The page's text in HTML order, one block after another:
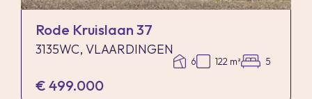
Rode Kruislaan 37
3135WC, VLAARDINGEN
6 122 m² 5
€ 499.000